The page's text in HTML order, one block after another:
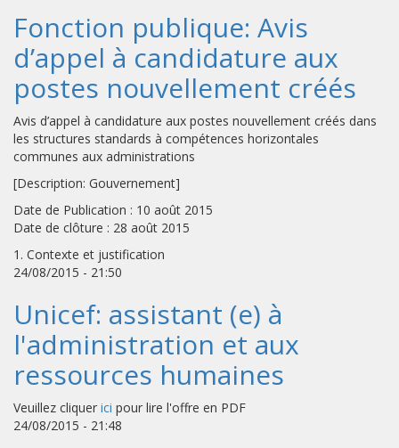
Fonction publique: Avis
d’appel à candidature aux
postes nouvellement créés
Avis d’appel à candidature aux postes nouvellement créés dans
les structures standards à compétences horizontales
communes aux administrations
[Description: Gouvernement]
Date de Publication : 10 août 2015
Date de clôture : 28 août 2015
1. Contexte et justification
24/08/2015 - 21:50
Unicef: assistant (e) à
l'administration et aux
ressources humaines
Veuillez cliquer ici pour lire l'offre en PDF
24/08/2015 - 21:48